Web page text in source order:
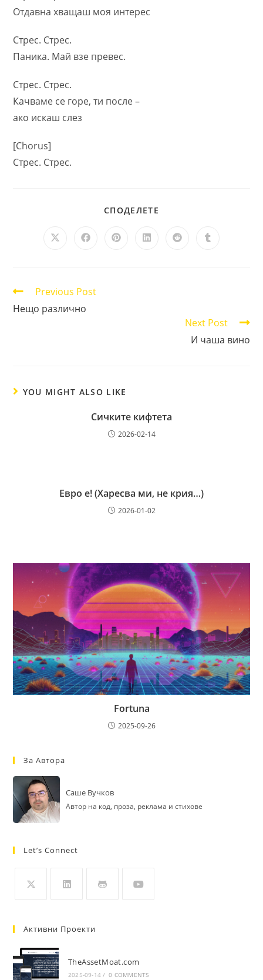
Отдавна хващаш моя интерес
Стрес. Стрес.
Паника. Май взе превес.
Стрес. Стрес.
Качваме се горе, ти после –
ако искаш слез
[Chorus]
Стрес. Стрес.
СПОДЕЛЕТЕ
Opens
Opens Opens Opens Opens Opens
Read
articles
Previous Post
Нещо различно
Next Post
И чаша вино
YOU MIGHT ALSO LIKE
Сичките кифтета
2026-02-14
Евро е! (Харесва ми, не крия…)
2026-01-02
Fortuna
2025-09-26
За Автора
Саше Вучков
Автор на код, проза, реклама и стихове
Let’s Connect
a
new
tab
new
tab
tab
tab
Активни Проекти
TheAssetMoat.com
2025-09-14 / 0 COMMENTS